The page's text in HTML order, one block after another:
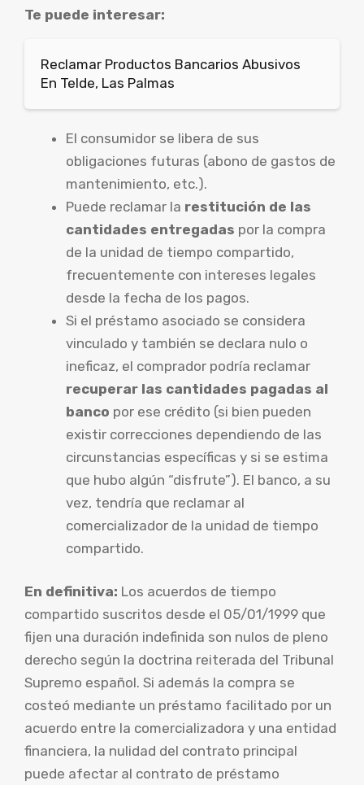
Te puede interesar:
Reclamar Productos Bancarios Abusivos
En Telde, Las Palmas
El consumidor se libera de sus
obligaciones futuras (abono de gastos de
mantenimiento, etc.).
Puede reclamar la restitución de las
cantidades entregadas por la compra
de la unidad de tiempo compartido,
frecuentemente con intereses legales
desde la fecha de los pagos.
Si el préstamo asociado se considera
vinculado y también se declara nulo o
ineficaz, el comprador podría reclamar
recuperar las cantidades pagadas al
banco por ese crédito (si bien pueden
existir correcciones dependiendo de las
circunstancias específicas y si se estima
que hubo algún “disfrute”). El banco, a su
vez, tendría que reclamar al
comercializador de la unidad de tiempo
compartido.
En definitiva: Los acuerdos de tiempo
compartido suscritos desde el 05/01/1999 que
fijen una duración indefinida son nulos de pleno
derecho según la doctrina reiterada del Tribunal
Supremo español. Si además la compra se
costeó mediante un préstamo facilitado por un
acuerdo entre la comercializadora y una entidad
financiera, la nulidad del contrato principal
puede afectar al contrato de préstamo